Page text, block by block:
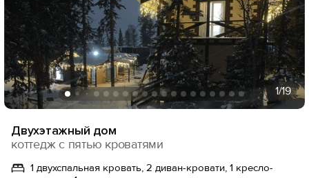
1/19
Двухэтажный дом
коттедж с пятью кроватями
1 двухспальная кровать, 2 диван-кровати, 1 кресло-